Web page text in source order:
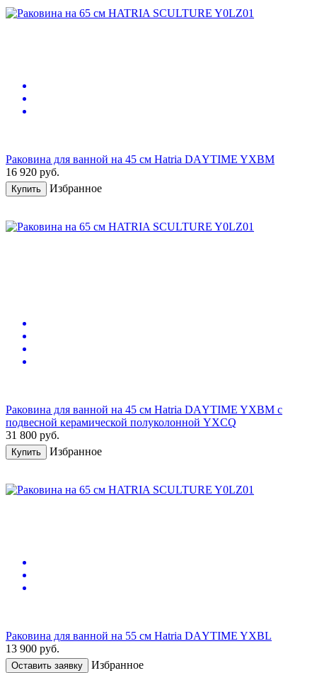
Раковина для ванной на 45 см Hatria DАYTIME YXBM
16 920 руб.
Купить Избранное
Раковина для ванной на 45 см Hatria DАYTIME YXBM с
подвесной керамической полуколонной YXCQ
31 800 руб.
Купить Избранное
Раковина для ванной на 55 см Hatria DАYTIME YXBL
13 900 руб.
Оставить заявку Избранное